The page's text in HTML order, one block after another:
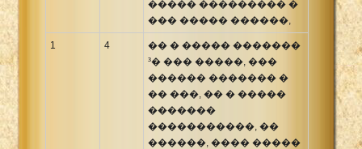
����� ��������� �
��� ����� ������,
1 4
�� � ����� �������
³� ��� �����, ���
������ ������� �
�� ���, �� � �����
�������
�����������, ��
������, ���� �����